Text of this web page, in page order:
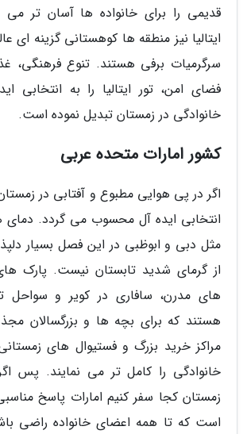
قدیمی را برای خانواده ها آسان تر می
ایتالیا نیز منطقه ها کوهستانی گزینه ای
سرگرمیات برفی هستند. تنوع فرهنگی،
فضای امن، تور ایتالیا را به انتخابی
خانوادگی در زمستان تبدیل نموده است.
کشور امارات متحده عربی
اگر در پی هوایی مطبوع و آفتابی در
انتخابی ایده آل محسوب می گردد. دمای
مثل دبی و ابوظبی در این فصل بسیار
از گرمای شدید تابستان نیست. پارک
های مدرن، سافاری در کویر و سواحل
هستند که برای بچه ها و بزرگسالان
مراکز خرید بزرگ و فستیوال های
خانوادگی را کامل تر می نمایند. پس
زمستان کجا سفر کنیم امارات پاسخ
است که تا همه اعضای خانواده راضی